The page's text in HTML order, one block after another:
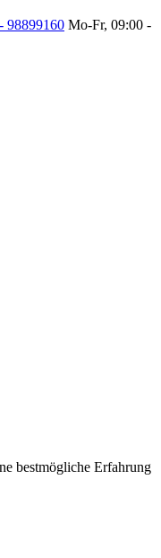
98899160 Mo-Fr, 09:00 -
bestmögliche Erfahrung